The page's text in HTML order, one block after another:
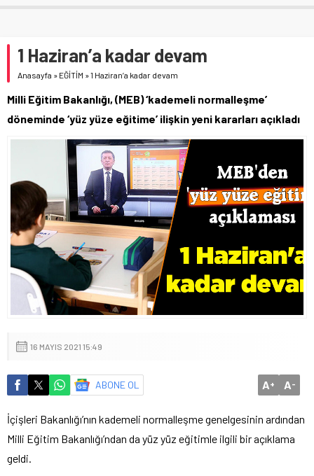
1 Haziran’a kadar devam
Anasayfa » EĞİTİM »1 Haziran’a kadar devam
Milli Eğitim Bakanlığı, (MEB) ‘kademeli normalleşme’
döneminde ‘yüz yüze eğitime’ ilişkin yeni kararları açıkladı
16 MAYIS 2021 15:49
ABONE OL A+ A-
İçişleri Bakanlığı’nın kademeli normalleşme genelgesinin ardından
Milli Eğitim Bakanlığı’ndan da yüz yüz eğitimle ilgili bir açıklama
geldi.